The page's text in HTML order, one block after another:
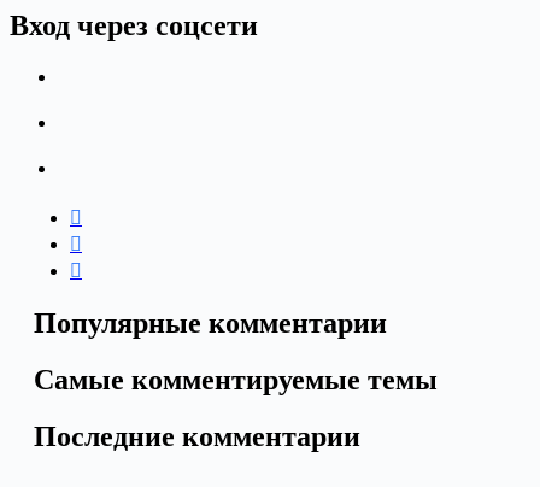
Вход через соцсети
Популярные комментарии
Самые комментируемые темы
Последние комментарии